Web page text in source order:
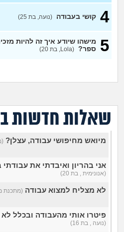
4 קושי בעבודה (נועה, בת 25)
5
מישהו שיודע איך זה להיות
ספר? (Lola, בת 20)
שאלות חדשות
מיואש מחיפושי עבודה, עצלן?
אני בהריון ואיבדתי את
(אנונימית , בת 20)
לא מצליח למצוא עבודה (מתכנת
פיטרו אותי מהעבודה ובכלל לא
(נועה , בת 16)